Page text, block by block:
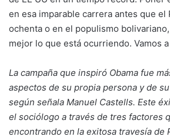
en esa imparable carrera antes que el
ochenta o en el populismo
mejor lo que está ocurriendo. Vamos
La campaña que inspiró Obama fue
aspectos de su propia persona y de
según señala Manuel Castells. Este
el sociólogo a través de tres factores
encontrando en la exitosa travesía de